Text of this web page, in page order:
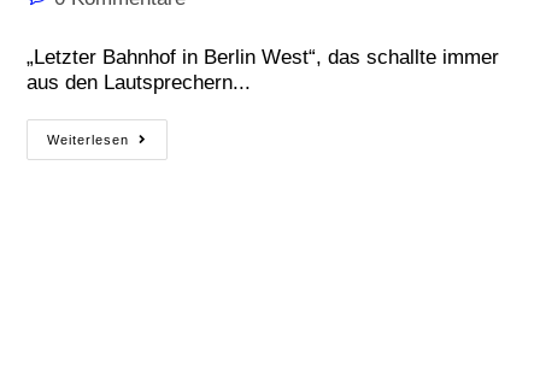
„Letzter Bahnhof in Berlin West“, das schallte immer
aus den Lautsprechern...
Weiterlesen